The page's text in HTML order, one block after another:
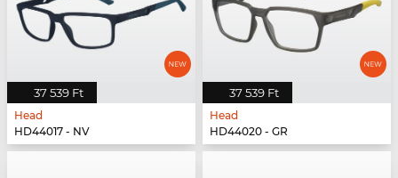
37 539 Ft
Head
HD44017 - NV
37 539 Ft
Head
HD44020 - GR